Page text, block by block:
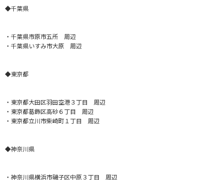
◆千葉県
・千葉県市原市五所 周辺
・千葉県いすみ市大原 周辺
◆東京都
・東京都大田区羽田空港３丁目 周辺
・東京都葛飾区高砂６丁目 周辺
・東京都立川市柴崎町１丁目 周辺
◆神奈川県
・神奈川県横浜市磯子区中原３丁目 周辺